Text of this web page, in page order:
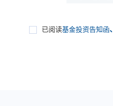
已阅读基金投资告知函、